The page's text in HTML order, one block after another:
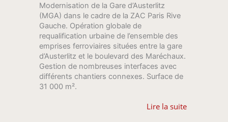
Modernisation de la Gare d’Austerlitz
(MGA) dans le cadre de la ZAC Paris Rive
Gauche. Opération globale de
requalification urbaine de l’ensemble des
emprises ferroviaires situées entre la gare
d’Austerlitz et le boulevard des Maréchaux.
Gestion de nombreuses interfaces avec
différents chantiers connexes. Surface de
31 000 m².
Lire la suite